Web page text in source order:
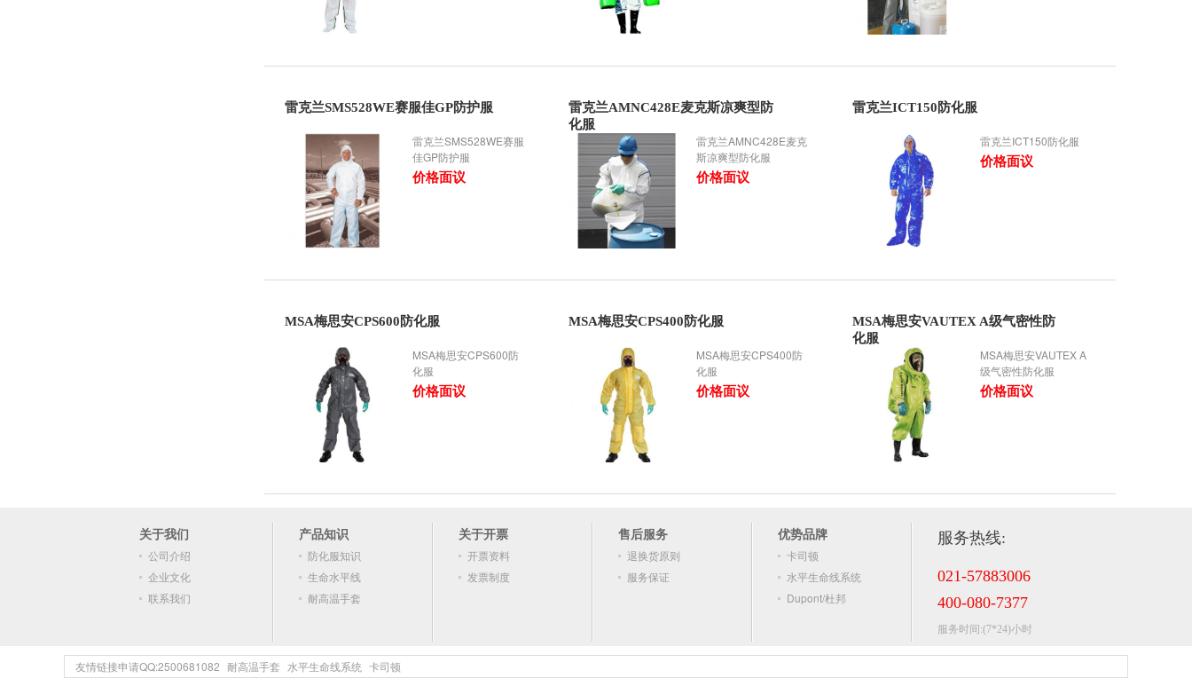
雷克兰SMS528WE赛服佳GP防护服
雷克兰SMS528WE赛服
佳GP防护服
价格面议
雷克兰AMNC428E麦克斯凉爽型防
化服
雷克兰AMNC428E麦克
斯凉爽型防化服
价格面议
雷克兰ICT150防化服
雷克兰ICT150防化服
价格面议
MSA梅思安CPS600防化服
MSA梅思安CPS600防
化服
价格面议
MSA梅思安CPS400防化服
MSA梅思安CPS400防
化服
价格面议
MSA梅思安VAUTEX A级气密性防
化服
MSA梅思安VAUTEX A
级气密性防化服
价格面议
关于我们
公司介绍
企业文化
联系我们
产品知识
防化服知识
生命水平线
耐高温手套
关于开票
开票资料
发票制度
售后服务
退换货原则
服务保证
优势品牌
卡司顿
水平生命线系统
Dupont/杜邦
服务热线:
021-57883006
400-080-7377
服务时间:(7*24)小时
友情链接申请QQ:2500681082 耐高温手套 水平生命线系统 卡司顿